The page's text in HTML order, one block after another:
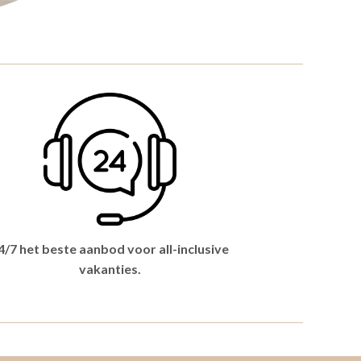
7 het beste aanbod voor all-inclusive
vakanties.